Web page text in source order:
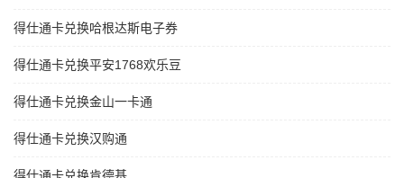
得仕通卡兑换哈根达斯电子券
得仕通卡兑换平安1768欢乐豆
得仕通卡兑换金山一卡通
得仕通卡兑换汉购通